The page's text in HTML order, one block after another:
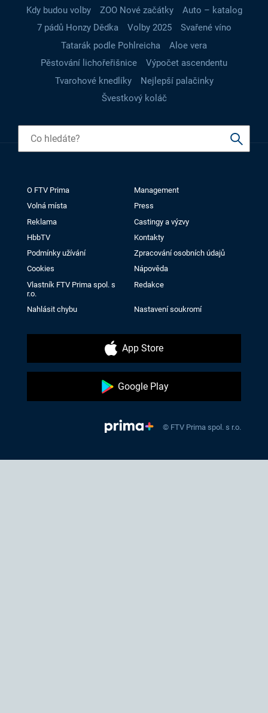
Kdy budou volby
ZOO Nové začátky
Auto – katalog
7 pádů Honzy Dědka
Volby 2025
Svařené víno
Tatarák podle Pohlreicha
Aloe vera
Pěstování lichořeřišnice
Výpočet ascendentu
Tvarohové knedlíky
Nejlepší palačinky
Švestkový koláč
O FTV Prima
Management
Volná místa
Press
Reklama
Castingy a výzvy
HbbTV
Kontakty
Podmínky užívání
Zpracování osobních údajů
Cookies
Nápověda
Vlastník FTV Prima spol. s
r.o.
Redakce
Nahlásit chybu Nastavení soukromí
App Store
Google Play
© FTV Prima spol. s r.o.